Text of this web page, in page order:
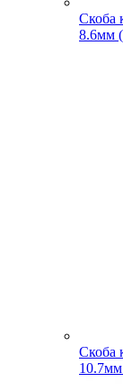
Скоба
8.6мм
Скоба